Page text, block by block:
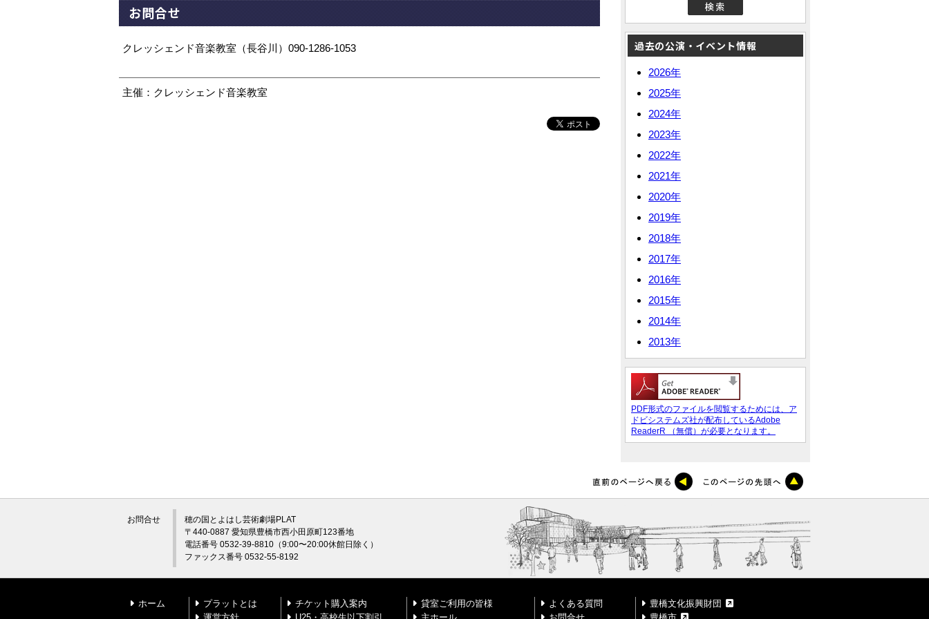
お問合せ
クレッシェンド音楽教室（長谷川）090-1286-1053
主催：クレッシェンド音楽教室
過去の公演・イベント情報
2026年
2025年
2024年
2023年
2022年
2021年
2020年
2019年
2018年
2017年
2016年
2015年
2014年
2013年
PDF形式のファイルを閲覧するためには、ア
ドビシステムズ社が配布しているAdobe
ReaderR （無償）が必要となります。
お問合せ
穂の国とよはし芸術劇場PLAT
〒440-0887 愛知県豊橋市西小田原町123番地
電話番号 0532-39-8810（9:00〜20:00休館日除く）
ファックス番号 0532-55-8192
ホーム
プラットとは
チケット購入案内
貸室ご利用の皆様
よくある質問
豊橋文化振興財団